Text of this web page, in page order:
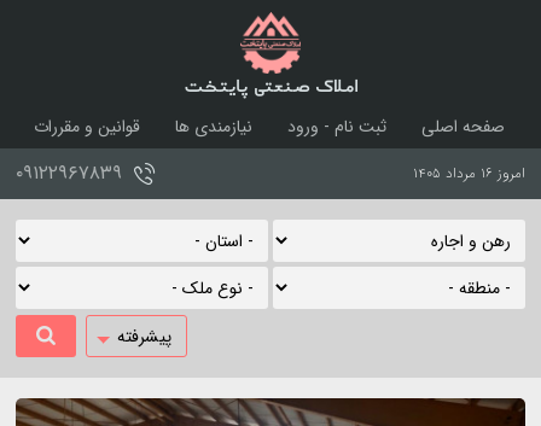
املاک صنعتی پایتخت
صفحه اصلی ثبت نام - ورود نیازمندی ها
قوانین و مقررات
امروز ۱۶ مرداد ۱۴۰۵ ۰۹۱۲۲۹۶۷۸۳۹
پیشرفته